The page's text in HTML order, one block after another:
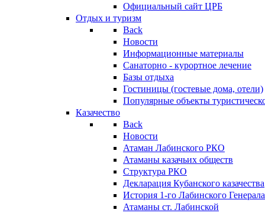
Официальный сайт ЦРБ
Отдых и туризм
Back
Новости
Информационные материалы
Санаторно - курортное лечение
Базы отдыха
Гостиницы (гостевые дома, отели)
Популярные объекты
Казачество
Back
Новости
Атаман Лабинского РКО
Атаманы казачьих обществ
Структура РКО
Декларация Кубанского казачества
История 1-го Лабинского
Атаманы ст. Лабинской